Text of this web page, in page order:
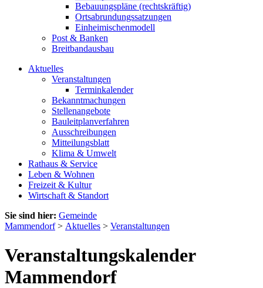
Bebauungspläne (rechtskräftig)
Ortsabrundungssatzungen
Einheimischenmodell
Post & Banken
Breitbandausbau
Aktuelles
Veranstaltungen
Terminkalender
Bekanntmachungen
Stellenangebote
Bauleitplanverfahren
Ausschreibungen
Mitteilungsblatt
Klima & Umwelt
Rathaus & Service
Leben & Wohnen
Freizeit & Kultur
Wirtschaft & Standort
Sie sind hier: Gemeinde
Mammendorf> Aktuelles > Veranstaltungen
Veranstaltungskalender
Mammendorf